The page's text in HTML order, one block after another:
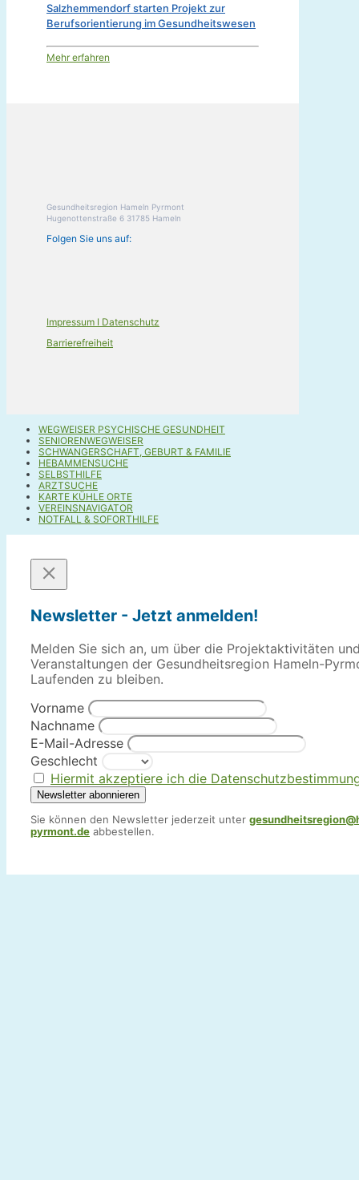
Salzhemmendorf starten Projekt zur
Berufsorientierung im Gesundheitswesen
Mehr erfahren
Gesundheitsregion Hameln Pyrmont
Hugenottenstraße 6 31785 Hameln
Folgen Sie uns auf:
Impressum I Datenschutz
Barrierefreiheit
WEGWEISER PSYCHISCHE GESUNDHEIT
SENIORENWEGWEISER
SCHWANGERSCHAFT, GEBURT & FAMILIE
HEBAMMENSUCHE
SELBSTHILFE
ARZTSUCHE
KARTE KÜHLE ORTE
VEREINSNAVIGATOR
NOTFALL & SOFORTHILFE
Newsletter - Jetzt anmelden!
Melden Sie sich an, um über die Projektaktivitäten
Veranstaltungen der Gesundheitsregion Hameln-
Laufenden zu bleiben.
Vorname
Nachname
E-Mail-Adresse
Geschlecht
Hiermit akzeptiere ich die
Sie können den Newsletter jederzeit unter
pyrmont.de abbestellen.